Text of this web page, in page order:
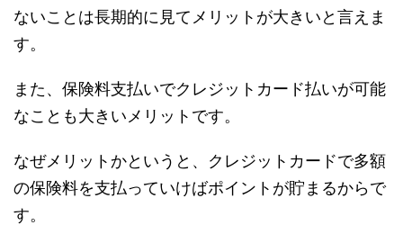
ないことは長期的に見てメリットが大きいと言えま
す。
また、保険料支払いでクレジットカード払いが可能
なことも大きいメリットです。
なぜメリットかというと、クレジットカードで多額
の保険料を支払っていけばポイントが貯まるからで
す。